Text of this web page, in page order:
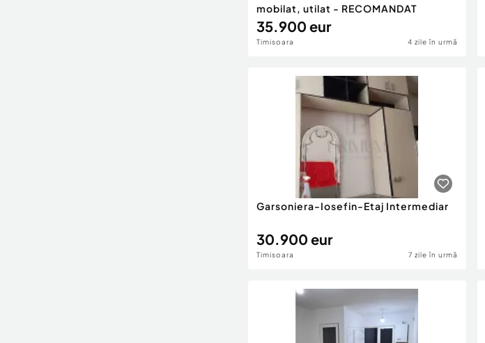
mobilat, utilat - RECOMANDAT
35.900 eur
Timisoara 4 zile în urmă
Garsoniera-Iosefin-Etaj Intermediar
30.900 eur
Timisoara 7 zile în urmă